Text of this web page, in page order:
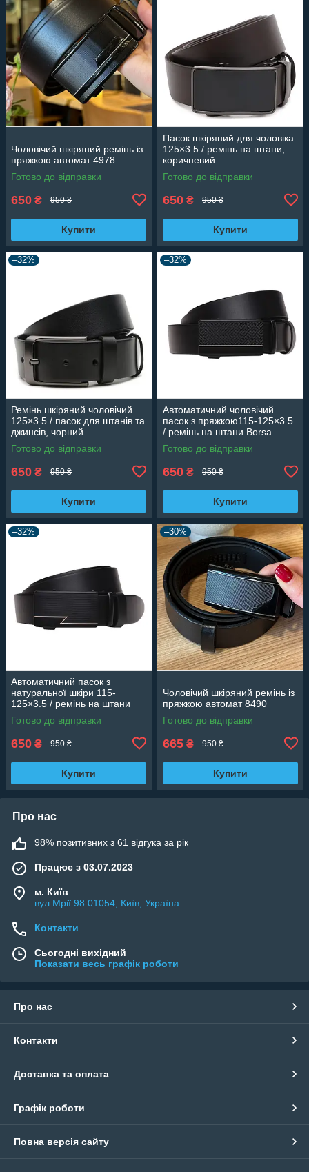
Чоловічий шкіряний ремінь із
пряжкою автомат 4978
Готово до відправки
650 ₴ 950 ₴
Купити
Пасок шкіряний для чоловіка
125×3.5 / ремінь на штани,
коричневий
Готово до відправки
650 ₴ 950 ₴
Купити
–32%
Ремінь шкіряний чоловічий
125×3.5 / пасок для штанів та
джинсів, чорний
Готово до відправки
650 ₴ 950 ₴
Купити
–32%
Автоматичний чоловічий
пасок з пряжкою115-125×3.5
/ ремінь на штани Borsa
Leather, чорний
Готово до відправки
650 ₴ 950 ₴
Купити
–32%
Автоматичний пасок з
натуральної шкіри 115-
125×3.5 / ремінь на штани
для чоловіка, чорний
Готово до відправки
650 ₴ 950 ₴
Купити
–30%
Чоловічий шкіряний ремінь із
пряжкою автомат 8490
Готово до відправки
665 ₴ 950 ₴
Купити
Про нас
98% позитивних з 61 відгука за рік
Працює з 03.07.2023
м. Київ
вул Мрії 98 01054, Київ, Україна
Контакти
Сьогодні вихідний
Показати весь графік роботи
Про нас
Контакти
Доставка та оплата
Графік роботи
Повна версія сайту